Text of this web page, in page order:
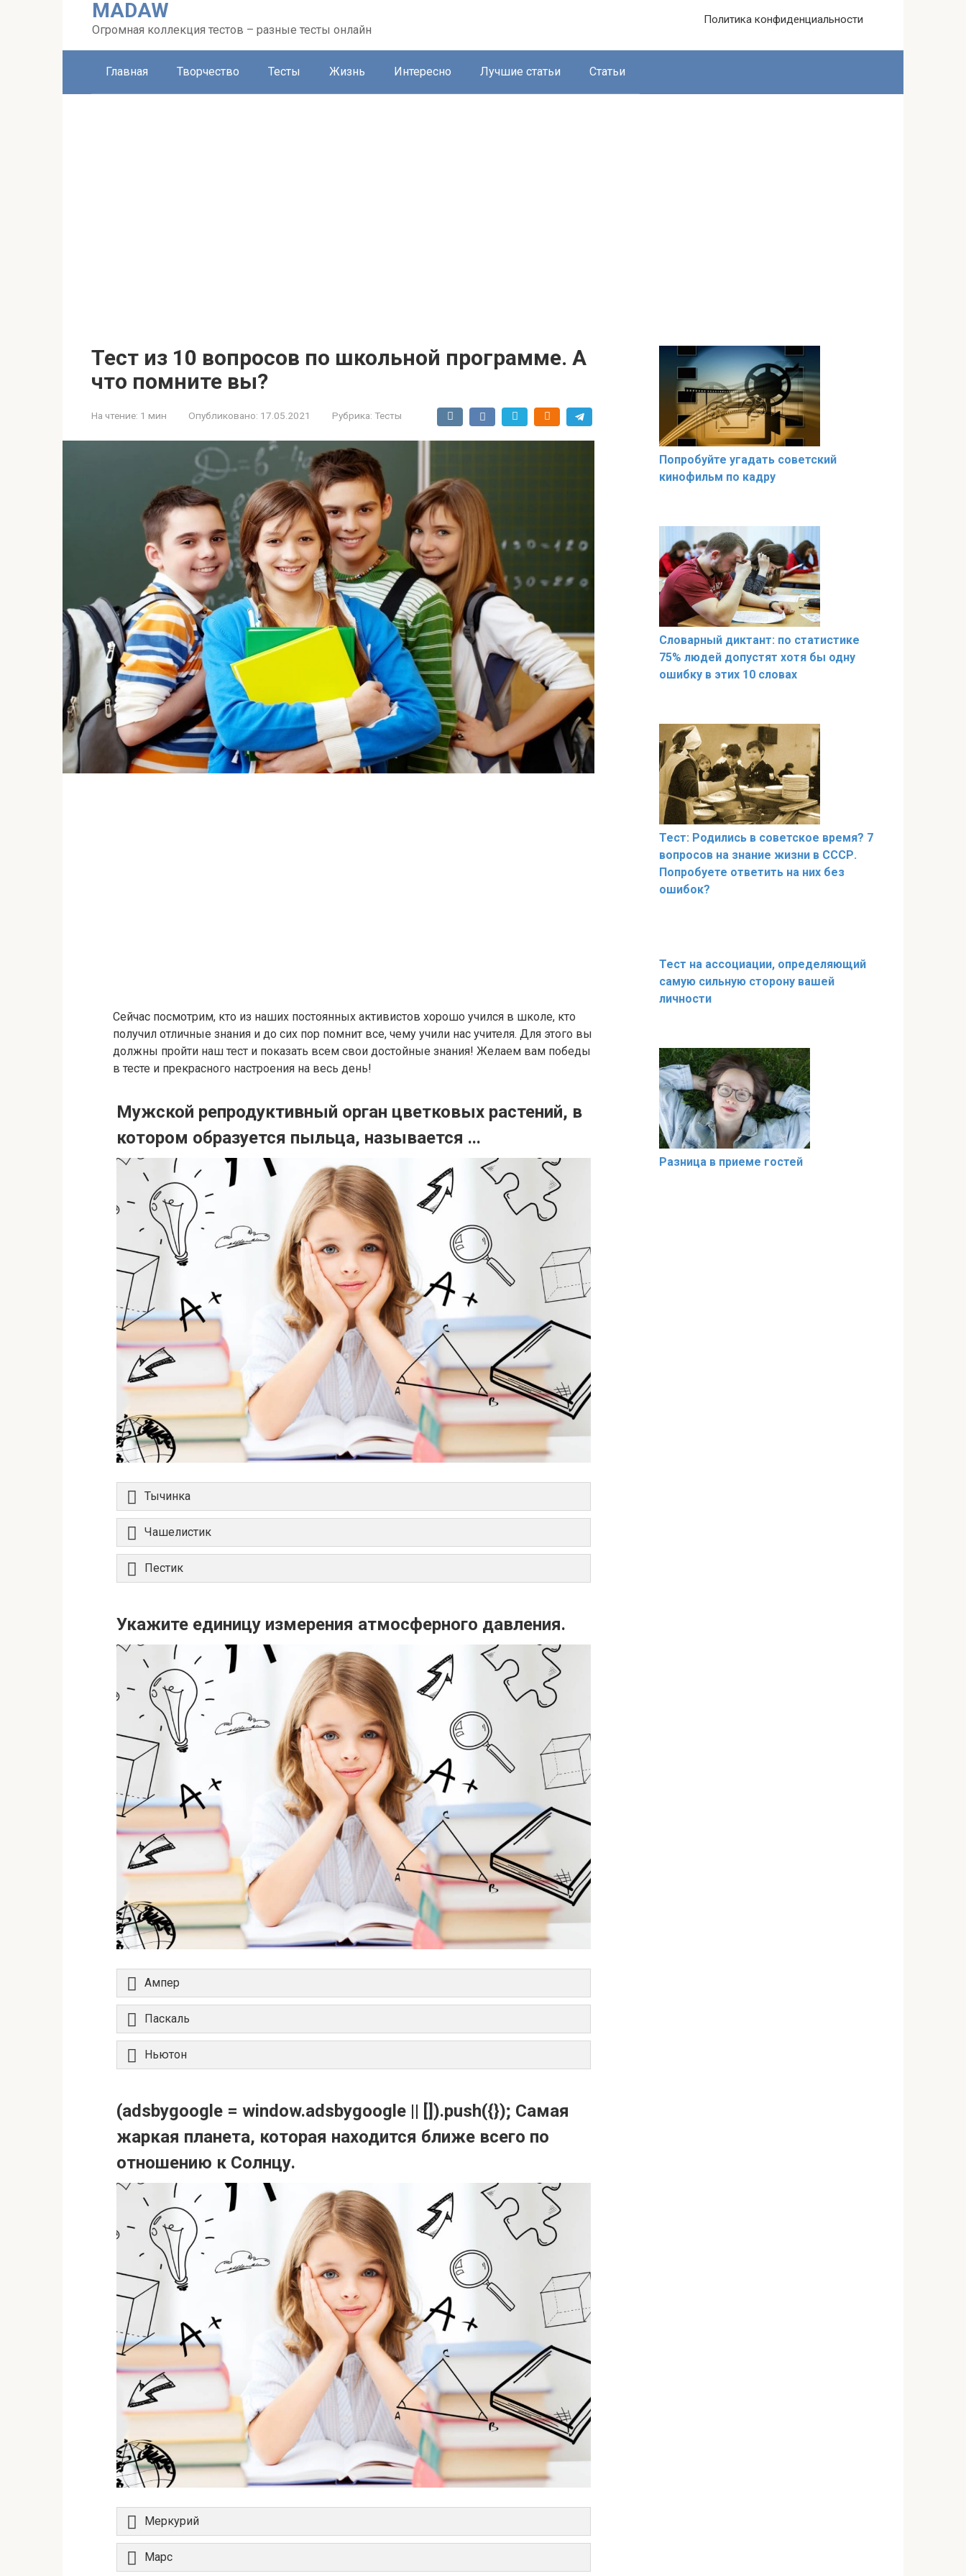
MADAW
Огромная коллекция тестов – разные тесты онлайн
Политика конфиденциальности
Главная Творчество Тесты Жизнь Интересно Лучшие статьи Статьи
Тест из 10 вопросов по школьной программе. А
что помните вы?
На чтение: 1 мин Опубликовано: 17.05.2021 Рубрика: Тесты
Сейчас посмотрим, кто из наших постоянных активистов хорошо учился в школе, кто
получил отличные знания и до сих пор помнит все, чему учили нас учителя. Для этого вы
должны пройти наш тест и показать всем свои достойные знания! Желаем вам победы
в тесте и прекрасного настроения на весь день!
Мужской репродуктивный орган цветковых растений, в
котором образуется пыльца, называется ...
Тычинка
Чашелистик
Пестик
Укажите единицу измерения атмосферного давления.
Ампер
Паскаль
Ньютон
(adsbygoogle = window.adsbygoogle || []).push({}); Самая
жаркая планета, которая находится ближе всего по
отношению к Солнцу.
Меркурий
Марс
Попробуйте угадать советский
кинофильм по кадру
Словарный диктант: по статистике
75% людей допустят хотя бы одну
ошибку в этих 10 словах
Тест: Родились в советское время? 7
вопросов на знание жизни в СССР.
Попробуете ответить на них без
ошибок?
Тест на ассоциации, определяющий
самую сильную сторону вашей
личности
Разница в приеме гостей